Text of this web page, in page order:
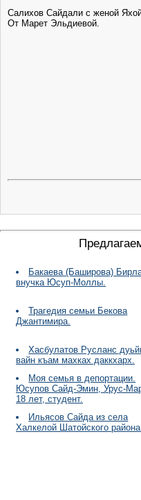
Салихов Сайдали с женой
От Марет Эльдиевой.
Бакаева (Баширова)
внучка Юсуп-Моллы.
Трагедия семьи Бекова
Джантимира.
Хасбулатов Русланс
вайн къам махках даккхарх.
Моя семья в депортации.
Юсупов Сайд-Эмин, Урус-
18 лет, студент.
Ильясов Сайда из села
Халкелой Шатойского